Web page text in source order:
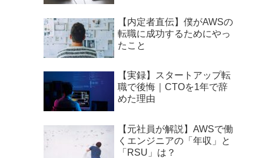
【内定者直伝】僕がAWSの
転職に成功するためにやっ
たこと
【実録】スタートアップ転
職で後悔｜CTOを1年で辞
めた理由
【元社員が解説】AWSで働
くエンジニアの「年収」と
「RSU」は？